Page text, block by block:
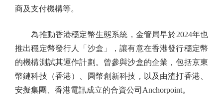
商及支付機構等。
為推動香港穩定幣生態系統，金管局早於2024年也
推出穩定幣發行人「沙盒」，讓有意在香港發行穩定幣
的機構測試其運作計劃。曾參與沙盒的企業，包括京東
幣鏈科技（香港）、圓幣創新科技，以及由渣打香港、
安擬集團、香港電訊成立的合資公司Anchorpoint。